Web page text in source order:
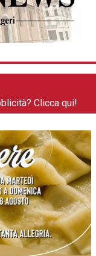
Clicca qui!